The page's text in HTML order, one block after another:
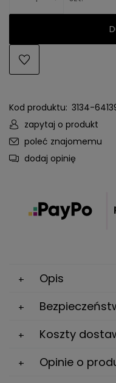
Kod produktu: 3134-
zapytaj o produkt
poleć znajomemu
dodaj opinię
Opis
Koszty
Cena nie zawiera
Opinie o